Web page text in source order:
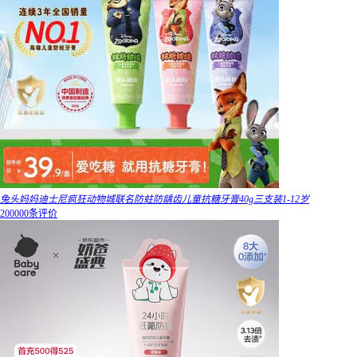
兔头妈妈迪士尼疯狂动物城联名防蛀防龋齿儿童抗糖牙膏40g三支装1-12岁
200000条评价